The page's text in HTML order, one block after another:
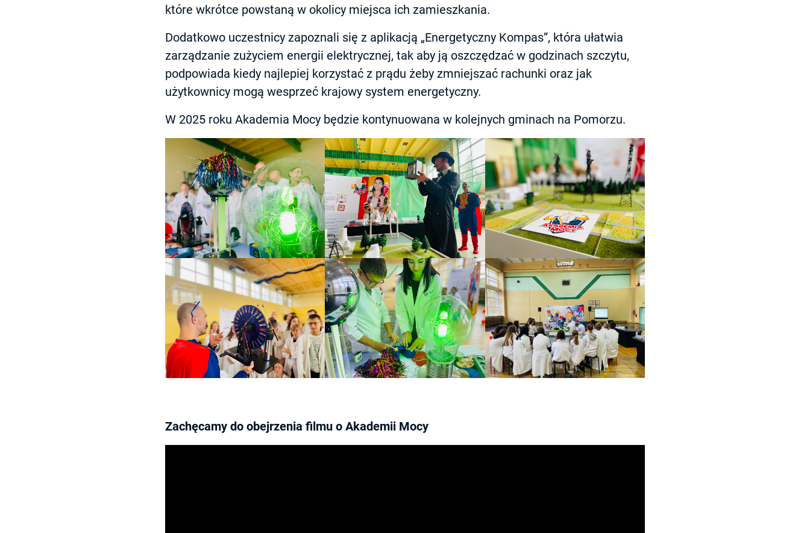
które wkrótce powstaną w okolicy miejsca ich zamieszkania.
Dodatkowo uczestnicy zapoznali się z aplikacją „Energetyczny Kompas”, która ułatwia
zarządzanie zużyciem energii elektrycznej, tak aby ją oszczędzać w godzinach szczytu,
podpowiada kiedy najlepiej korzystać z prądu żeby zmniejszać rachunki oraz jak
użytkownicy mogą wesprzeć krajowy system energetyczny.
W 2025 roku Akademia Mocy będzie kontynuowana w kolejnych gminach na Pomorzu.
Zachęcamy do obejrzenia filmu o Akademii Mocy